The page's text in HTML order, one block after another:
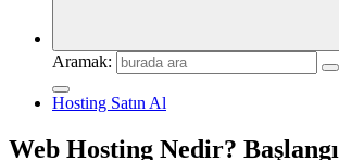
Aramak:
Hosting Satın Al
Web Hosting Nedir?